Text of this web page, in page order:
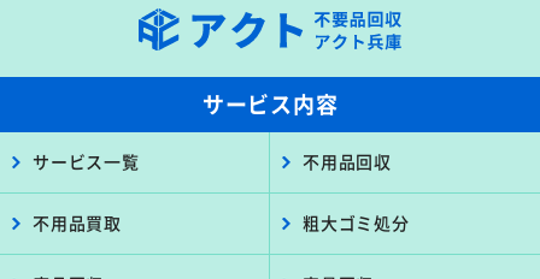
サービス内容
サービス一覧 不用品回収
不用品買取 粗大ゴミ処分